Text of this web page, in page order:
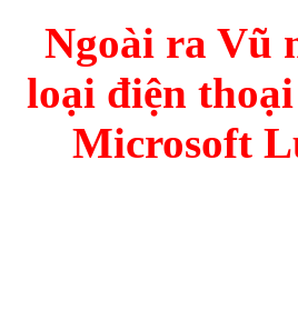
Ngoài ra Vũ
loại điện
Microsoft